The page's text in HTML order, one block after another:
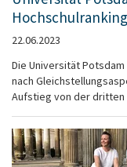
22.06.2023
Die Universität
nach
Aufstieg von der dritten